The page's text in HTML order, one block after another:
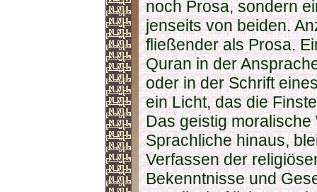
noch Prosa, sondern
jenseits von beiden.
fließender als Prosa.
Quran in der
oder in der Schrift
ein Licht, das die
Das geistig
Sprachliche hinaus,
Verfassen der
Bekenntnisse und